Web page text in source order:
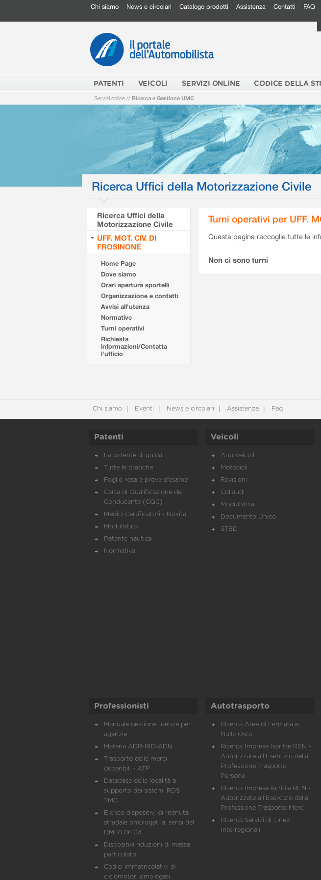
Chi siamo News e circolari Catalogo prodotti Assistenza Contatti FAQ
PATENTI VEICOLI SERVIZI ONLINE CODICE DELLA
Servizi online // Ricerca e Gestione UMC
Ricerca Uffici della Motorizzazione Civile
Ricerca Uffici della
Motorizzazione Civile
UFF. MOT. CIV. DI
FROSINONE
Home Page
Dove siamo
Orari apertura sportelli
Organizzazione e contatti
Avvisi all'utenza
Normative
Turni operativi
Richiesta
informazioni/Contatta
l'ufficio
Turni operativi per UFF.
Questa pagina raccoglie tutte le
Non ci sono turni
Chi siamo Eventi News e circolari Assistenza Faq
Patenti
La patente di guida
Tutte le pratiche
Foglio rosa e prove d’esame
Carta di Qualificazione del
Conducente (CQC)
Medici Certificatori - Novità
Modulistica
Patente nautica
Normativa
Veicoli
Autoveicoli
Motocicli
Revisioni
Collaudi
Modulistica
Documento Unico
STED
Professionisti
Manuale gestione utenze per
agenzie
Materia ADR-RID-ADN
Trasporto delle merci
deperibili - ATP
Database delle località a
supporto dei sistemi RDS
TMC
Elenco dispositivi di ritenuta
stradale omologati ai sensi del
DM 21.06.04
Dispositivi riduzioni di massa
particolato
Codici immatricolativi di
ciclomotori omologati
Autotrasporto
Ricerca Aree di Fermata e
Nulla Osta
Ricerca Imprese Iscritte REN -
Autorizzate all'Esercizio della
Professione Trasporto
Persone
Ricerca Imprese iscritte REN -
Autorizzate all'Esercizio della
Professione Trasporto Merci
Ricerca Servizi di Linea
Interregionali